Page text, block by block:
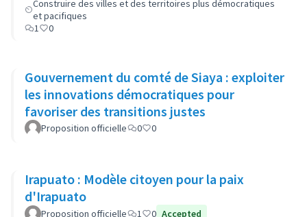
Construire des villes et des territoires plus démocratiques
et pacifiques
1
0
Gouvernement du comté de Siaya : exploiter
les innovations démocratiques pour
favoriser des transitions justes
Proposition officielle 0 0
Irapuato : Modèle citoyen pour la paix
d'Irapuato
Proposition officielle 1 0 Accepted